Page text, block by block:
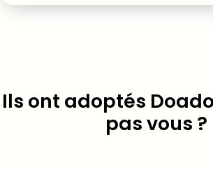
Ils ont adoptés
pas vous ?